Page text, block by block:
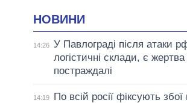
НОВИНИ
14:26 У Павлограді після атаки
логістичні склади, є жертва
постраждалі
14:19
По всій росії фіксують збої